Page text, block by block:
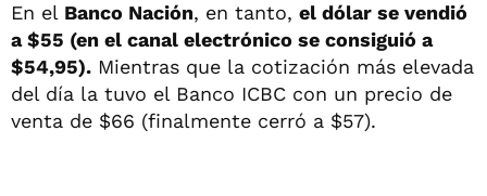
En el Banco Nación, en tanto, el dólar se vendió
a $55 (en el canal electrónico se consiguió a
$54,95). Mientras que la cotización más elevada
del día la tuvo el Banco ICBC con un precio de
venta de $66 (finalmente cerró a $57).